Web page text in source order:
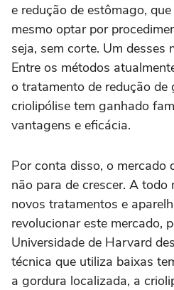
e redução de estômago,
mesmo optar por
seja, sem corte. Um desses
Entre os métodos
o tratamento de redução de
criolipólise tem ganhado
vantagens e eficácia.
Por conta disso, o mercado
não para de crescer. A todo
novos tratamentos e
revolucionar este mercado,
Universidade de Harvard
técnica que utiliza baixas
a gordura localizada, a